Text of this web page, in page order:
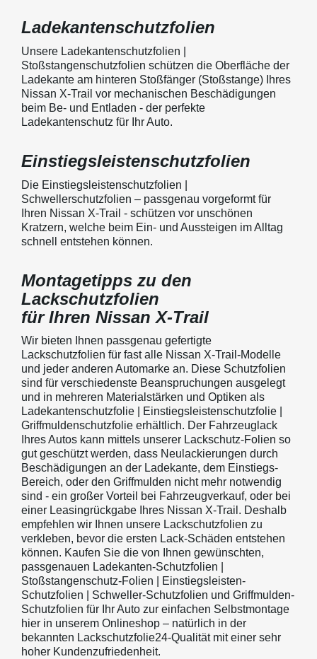
Ladekantenschutzfolien
Unsere Ladekantenschutzfolien |
Stoßstangenschutzfolien schützen die Oberfläche der
Ladekante am hinteren Stoßfänger (Stoßstange) Ihres
Nissan X-Trail vor mechanischen Beschädigungen
beim Be- und Entladen - der perfekte
Ladekantenschutz für Ihr Auto.
Einstiegsleistenschutzfolien
Die Einstiegsleistenschutzfolien |
Schwellerschutzfolien – passgenau vorgeformt für
Ihren Nissan X-Trail - schützen vor unschönen
Kratzern, welche beim Ein- und Aussteigen im Alltag
schnell entstehen können.
Montagetipps zu den
Lackschutzfolien
für Ihren Nissan X-Trail
Wir bieten Ihnen passgenau gefertigte
Lackschutzfolien für fast alle Nissan X-Trail-Modelle
und jeder anderen Automarke an. Diese Schutzfolien
sind für verschiedenste Beanspruchungen ausgelegt
und in mehreren Materialstärken und Optiken als
Ladekantenschutzfolie | Einstiegsleistenschutzfolie |
Griffmuldenschutzfolie erhältlich. Der Fahrzeuglack
Ihres Autos kann mittels unserer Lackschutz-Folien so
gut geschützt werden, dass Neulackierungen durch
Beschädigungen an der Ladekante, dem Einstiegs-
Bereich, oder den Griffmulden nicht mehr notwendig
sind - ein großer Vorteil bei Fahrzeugverkauf, oder bei
einer Leasingrückgabe Ihres Nissan X-Trail. Deshalb
empfehlen wir Ihnen unsere Lackschutzfolien zu
verkleben, bevor die ersten Lack-Schäden entstehen
können. Kaufen Sie die von Ihnen gewünschten,
passgenauen Ladekanten-Schutzfolien |
Stoßstangenschutz-Folien | Einstiegsleisten-
Schutzfolien | Schweller-Schutzfolien und Griffmulden-
Schutzfolien für Ihr Auto zur einfachen Selbstmontage
hier in unserem Onlineshop – natürlich in der
bekannten Lackschutzfolie24-Qualität mit einer sehr
hoher Kundenzufriedenheit.